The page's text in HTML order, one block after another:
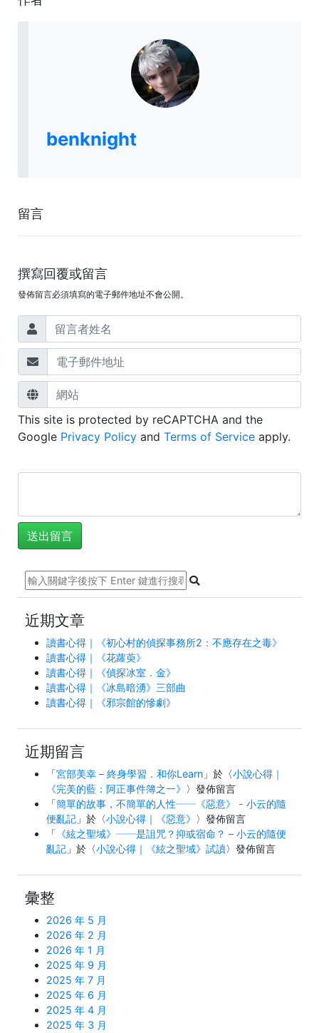
benknight
留言
撰寫回覆或留言
發佈留言必須填寫的電子郵件地址不會公開。
This site is protected by reCAPTCHA and the
Google Privacy Policy and Terms of Service apply.
近期文章
讀書心得｜《初心村的偵探事務所2：不應存在之毒》
讀書心得｜《花蘿萸》
讀書心得｜《偵探冰室．金》
讀書心得｜《冰島暗湧》三部曲
讀書心得｜《邪宗館的慘劇》
近期留言
「宮部美幸 – 終身學習．和你Learn 」於〈小說心得｜
《完美的藍：阿正事件簿之一》 〉發佈留言
「簡單的故事，不簡單的人性──《惡意》 - 小云的隨
便亂記 」於〈小說心得｜《惡意》 〉發佈留言
「 《絃之聖域》──是詛咒？抑或宿命？ – 小云的隨便
亂記 」於〈小說心得｜《絃之聖域》試讀〉發佈留言
彙整
2026 年 5 月
2026 年 2 月
2026 年 1 月
2025 年 9 月
2025 年 7 月
2025 年 6 月
2025 年 4 月
2025 年 3 月